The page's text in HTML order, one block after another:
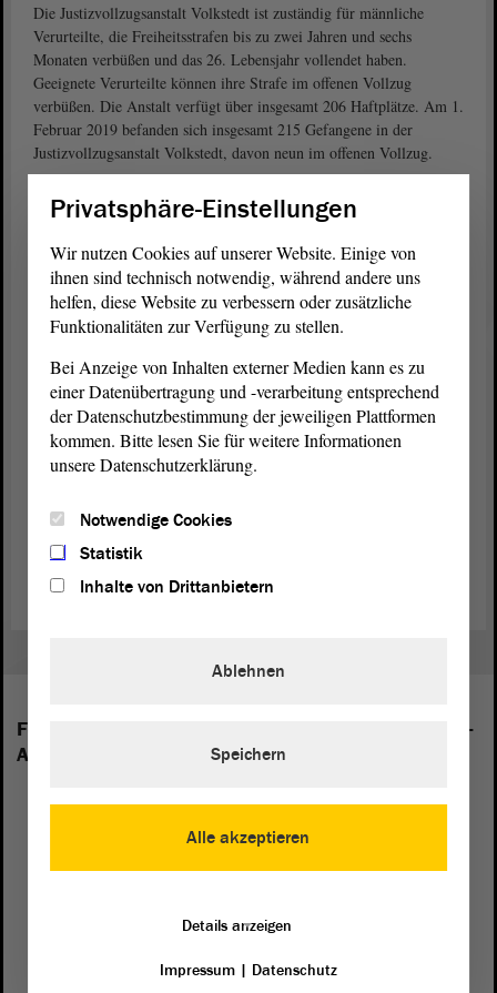
Die Justizvollzugsanstalt Volkstedt ist zuständig für männliche
Verurteilte, die Freiheitsstrafen bis zu zwei Jahren und sechs
Monaten verbüßen und das 26. Lebensjahr vollendet haben.
Geeignete Verurteilte können ihre Strafe im offenen Vollzug
verbüßen. Die Anstalt verfügt über insgesamt 206 Haftplätze. Am 1.
Februar 2019 befanden sich insgesamt 215 Gefangene in der
Justizvollzugsanstalt Volkstedt, davon neun im offenen Vollzug.
Die Errichtung der heutigen Justizvollzugsanstalt geht auf das 1942
zurück. Damals wurde sie als Arbeitslager in Barackenbauweise auf
dem Gelände der damaligen Mansfeld-AG erbaut. Zuletzt wurde im
Juni 2011 die ehemalige Schlosserei zu einer Kleinfeldsporthalle
umgebaut und die Halle ihrer Bestimmung übergeben.
Für den Arbeitseinsatz der Gefangenen stehen der JVA Volkstedt
verschiedene Arbeitsbereiche zur Verfügung. Im Einzelnen sind
dies: Montage- und Verpackungsarbeiten für die Elektro- und
Metallindustrie sowie Tätigkeiten im Betriebshof Lutherstadt
Eisleben für Gefangene des offenen Vollzugs. Als Eigenbetriebe
sind eine Schlosserei, eine Polsterei, die arbeitstherapeutische
Beschäftigung sowie Haus-, Hof-, Küchen- und Gartenarbeiten
Weitere Informationen zur JVA Volkstedt (Link)
Folgende Fraktionen sind im Landtag von Sachsen-
Anhalt vertreten:
Privatsphäre-Einstellungen
Wir nutzen Cookies auf unserer Website. Einige von
ihnen sind technisch notwendig, während andere uns
helfen, diese Website zu verbessern oder zusätzliche
Funktionalitäten zur Verfügung zu stellen.
Bei Anzeige von Inhalten externer Medien kann es zu
einer Datenübertragung und -verarbeitung entsprechend
der Datenschutzbestimmung der jeweiligen Plattformen
kommen. Bitte lesen Sie für weitere Informationen
unsere Datenschutzerklärung.
Notwendige Cookies
Statistik
Inhalte von Drittanbietern
Alle akzeptieren
Ablehnen
Speichern
Details anzeigen
Impressum| Datenschutz